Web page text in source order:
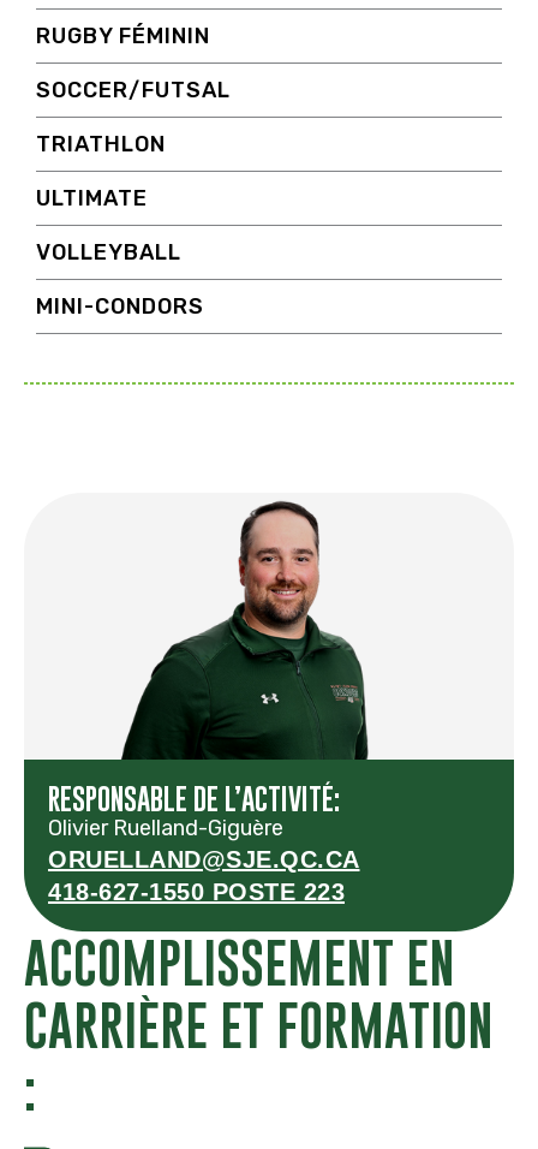
RUGBY FÉMININ
SOCCER/FUTSAL
TRIATHLON
ULTIMATE
VOLLEYBALL
MINI-CONDORS
RESPONSABLE DE L’ACTIVITÉ:
Olivier Ruelland-Giguère
ORUELLAND@SJE.QC.CA
418-627-1550 POSTE 223
ACCOMPLISSEMENT EN
CARRIÈRE ET FORMATION
: